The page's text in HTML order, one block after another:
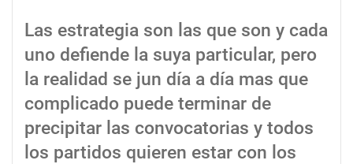
Las estrategia son las que son y cada
uno defiende la suya particular, pero
la realidad se jun día a día mas que
complicado puede terminar de
precipitar las convocatorias y todos
los partidos quieren estar con los